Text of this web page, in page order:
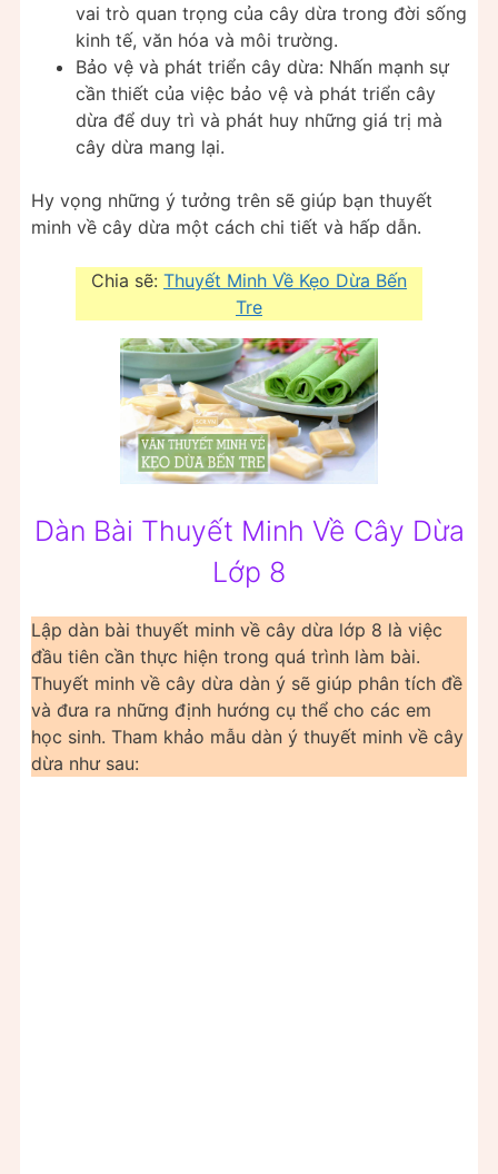
vai trò quan trọng của cây dừa trong đời sống
kinh tế, văn hóa và môi trường.
Bảo vệ và phát triển cây dừa: Nhấn mạnh sự
cần thiết của việc bảo vệ và phát triển cây
dừa để duy trì và phát huy những giá trị mà
cây dừa mang lại.
Hy vọng những ý tưởng trên sẽ giúp bạn thuyết
minh về cây dừa một cách chi tiết và hấp dẫn.
Chia sẽ: Thuyết Minh Về Kẹo Dừa Bến
Tre
Dàn Bài Thuyết Minh Về Cây Dừa
Lớp 8
Lập dàn bài thuyết minh về cây dừa lớp 8 là việc
đầu tiên cần thực hiện trong quá trình làm bài.
Thuyết minh về cây dừa dàn ý sẽ giúp phân tích đề
và đưa ra những định hướng cụ thể cho các em
học sinh. Tham khảo mẫu dàn ý thuyết minh về cây
dừa như sau: